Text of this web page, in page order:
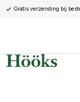
Gratis verzending bij